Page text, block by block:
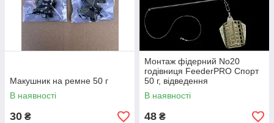
Макушник на ремне 50 г
В наявності
30 ₴
Монтаж фідерний No20
годівниця FeederPRO Спорт
50 г, відведення
протизакручувач
В наявності
48 ₴